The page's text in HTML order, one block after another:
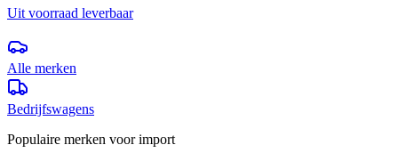
Uit voorraad leverbaar
Alle merken
Bedrijfswagens
Populaire merken voor import